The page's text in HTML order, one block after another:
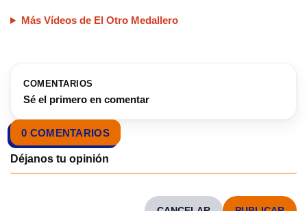
Más Vídeos de El Otro Medallero
COMENTARIOS
Sé el primero en comentar
0 COMENTARIOS